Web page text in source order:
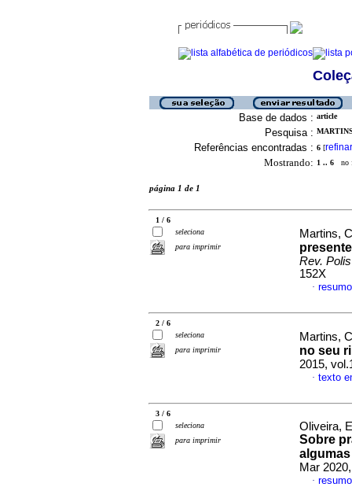
Base de dados : article
Pesquisa :
Referências encontradas : 6 [refinar
Mostrando: 1 .. 6 no
página 1 de 1
1 / 6
seleciona
para imprimir
Martins,
presente
Rev.
152X
·
2 / 6
seleciona
para imprimir
Martins,
no seu
2015,
· texto
3 / 6
seleciona
para imprimir
Oliveira,
Sobre
Mar
·